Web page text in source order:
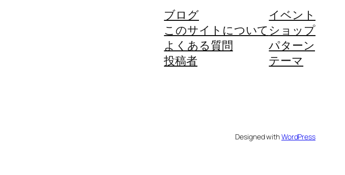
ブログ
このサイトについて
よくある質問
投稿者
イベント
ショップ
パターン
テーマ
Designed withWordPress